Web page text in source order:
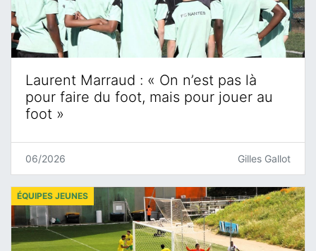
Laurent Marraud : « On n’est pas là
pour faire du foot, mais pour jouer au
foot »
06/2026 Gilles Gallot
ÉQUIPES JEUNES